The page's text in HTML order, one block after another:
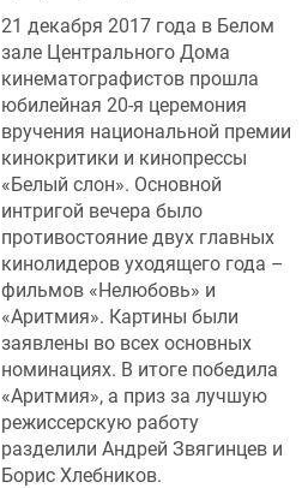
21 декабря 2017 года в Белом
зале Центрального Дома
кинематографистов прошла
юбилейная 20-я церемония
вручения национальной премии
кинокритики и кинопрессы
«Белый слон». Основной
интригой вечера было
противостояние двух главных
кинолидеров уходящего года –
фильмов «Нелюбовь» и
«Аритмия». Картины были
заявлены во всех основных
номинациях. В итоге победила
«Аритмия», а приз за лучшую
режиссерскую работу
разделили Андрей Звягинцев и
Борис Хлебников.